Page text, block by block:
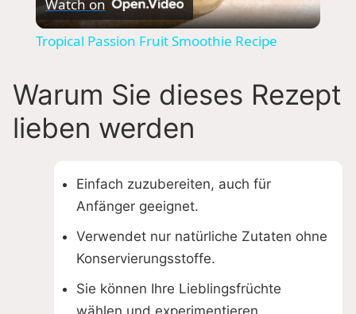
l
y
i
d
e
Watch on
Tropical Passion Fruit Smoothie Recipe
Warum Sie dieses Rezept
lieben werden
Einfach zuzubereiten, auch für
Anfänger geeignet.
Verwendet nur natürliche Zutaten ohne
Konservierungsstoffe.
Sie können Ihre Lieblingsfrüchte